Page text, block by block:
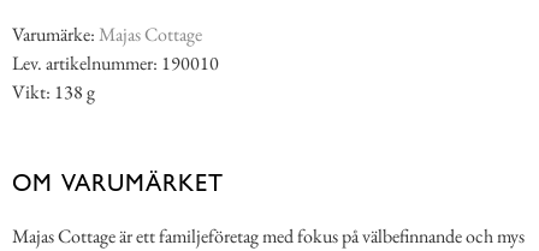
Varumärke:Majas Cottage
Lev. artikelnummer: 190010
Vikt: 138 g
OM VARUMÄRKET
Majas Cottage är ett familjeföretag med fokus på välbefinnande och mys